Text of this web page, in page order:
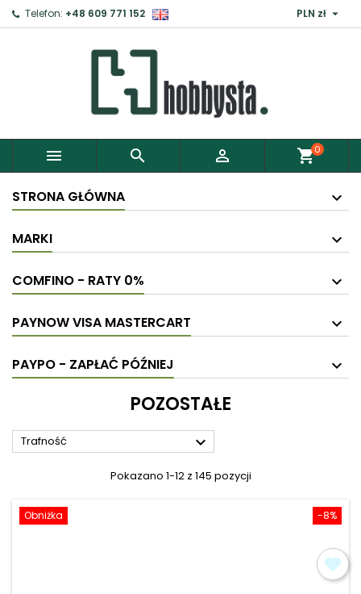
Telefon: +48 609 771 152 PLN zł 
   shopping_cart0
STRONA GŁÓWNA
MARKI
COMFINO - RATY 0%
PAYNOW VISA MASTERCART
PAYPO - ZAPŁAĆ PÓŹNIEJ
POZOSTAŁE
Trafność 
Pokazano 1-12 z 145 pozycji
-8%
Obniżka
Zaloguj ×
Aby zapisać produkty do Schowka, musisz się
Anuluj Zaloguj